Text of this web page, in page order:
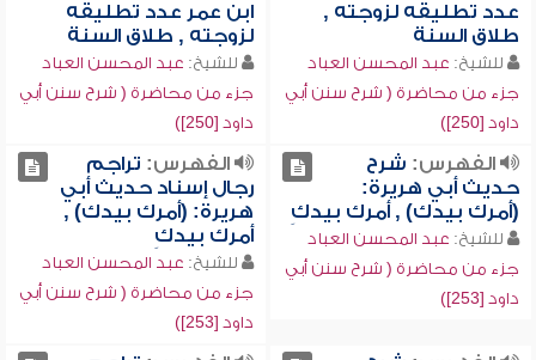
عدد تطليقه لزوجته ,
طلاق السنة
للشيخ: عبد المحسن العباد
جزء من محاضرة ( شرح سنن أبي
داود [250])
ابن عمر عدد تطليقه
لزوجته , طلاق السنة
للشيخ: عبد المحسن العباد
جزء من محاضرة ( شرح سنن أبي
داود [250])
الفهرس: شرح
حديث أبي هريرة:
(أمرك بيدك) , أمرك بيدكِ
للشيخ: عبد المحسن العباد
جزء من محاضرة ( شرح سنن أبي
داود [253])
الفهرس: تراجم
رجال إسناد حديث أبي
هريرة: (أمرك بيدك) ,
أمرك بيدكِ
للشيخ: عبد المحسن العباد
جزء من محاضرة ( شرح سنن أبي
داود [253])